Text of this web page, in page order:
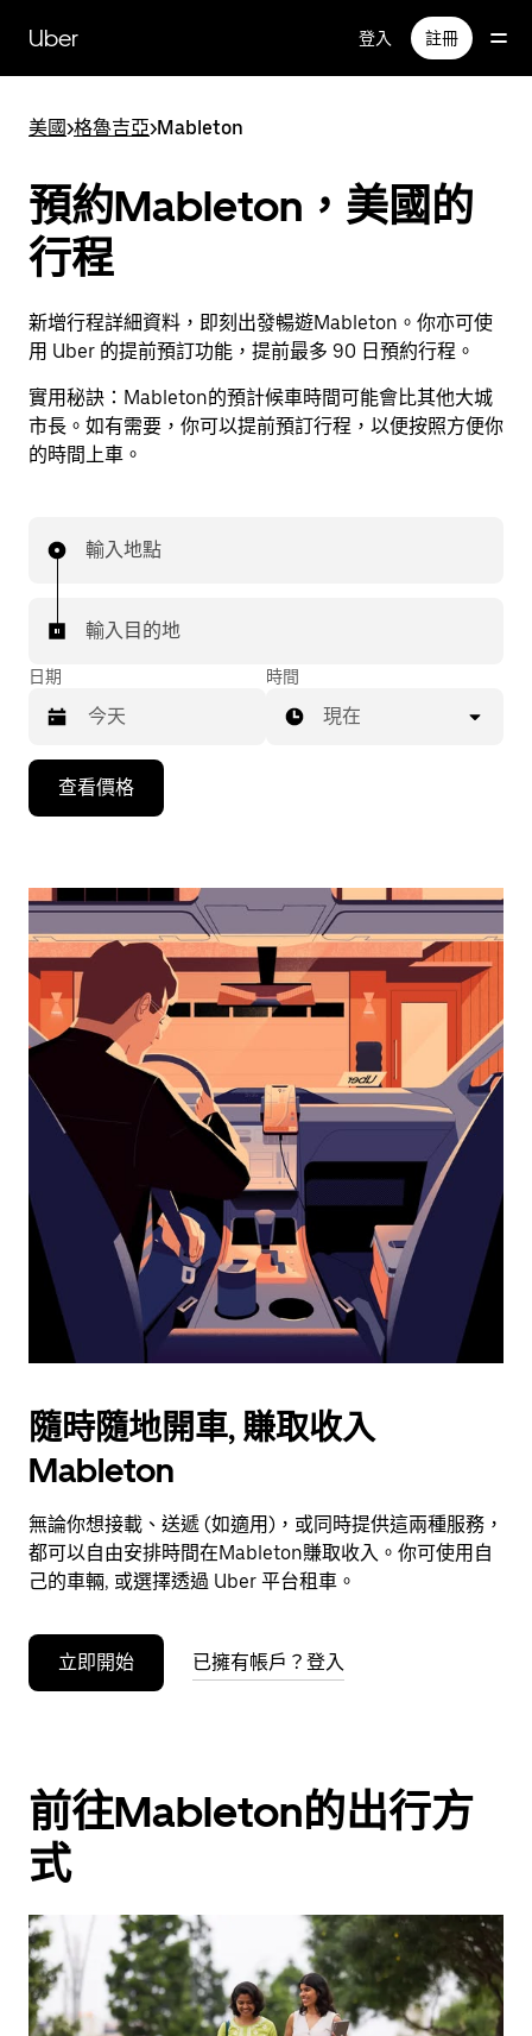
Uber 登入 註冊
美國>格魯吉亞>Mableton
預約Mableton，美國的
行程
新增行程詳細資料，即刻出發暢遊Mableton。你亦可使
用 Uber 的提前預訂功能，提前最多 90 日預約行程。
實用秘訣： Mableton的預計候車時間可能會比其他大城
市長。如有需要，你可以提前預訂行程，以便按照方便你
的時間上車。
輸入地點
輸入目的地
日期
下
箭
鍵，
即
使
日
擇
日
期。
即
可
關
閉
日
曆。
時間
現在
查看價格
隨時隨地開車, 賺取收入
Mableton
無論你想接載、送遞 (如適用)，或同時提供這兩種服務，
都可以自由安排時間在Mableton賺取收入。你可使用自
己的車輛, 或選擇透過 Uber 平台租車。
立即開始 已擁有帳戶？登入
前往Mableton的出行方
式